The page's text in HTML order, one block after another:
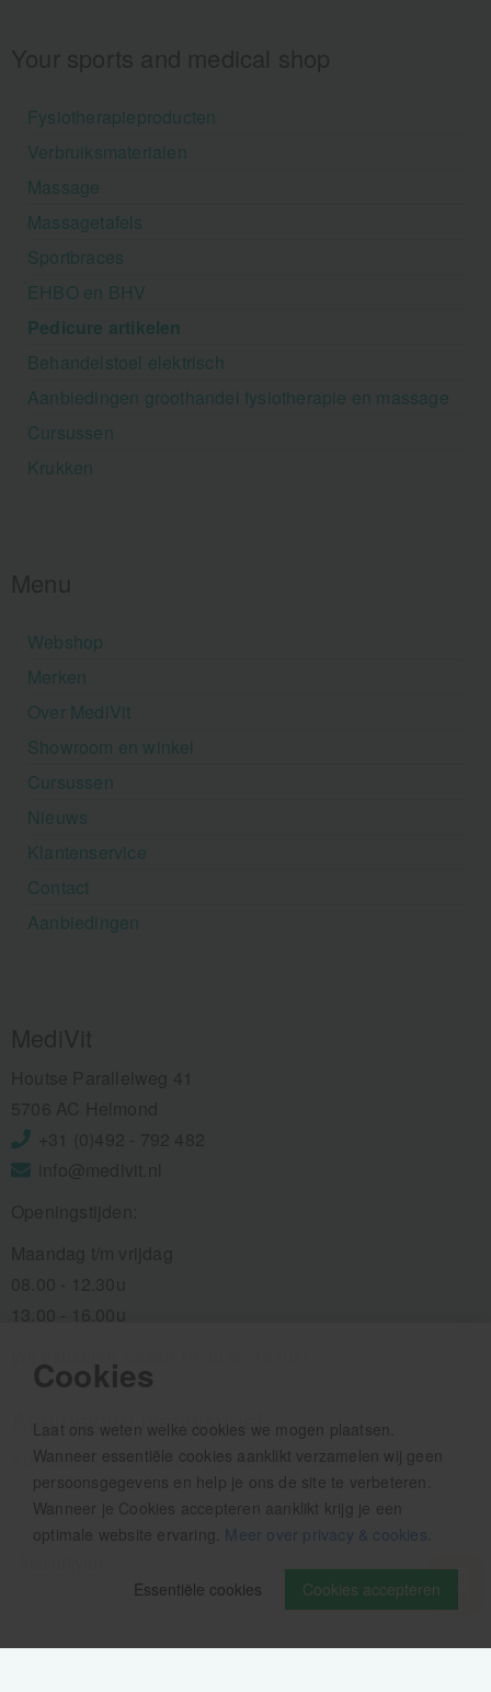
Cookies
Laat ons weten welke cookies we mogen plaatsen.
Wanneer essentiële cookies aanklikt verzamelen wij geen
persoonsgegevens en help je ons de site te verbeteren.
Wanneer je Cookies accepteren aanklikt krijg je een
optimale website ervaring. Meer over privacy & cookies
Cookies accepteren
Essentiële cookies
Fysiotherapieproducten
Verbruiksmaterialen
Massage
Massagetafels
Sportbraces
EHBO en BHV
Pedicure artikelen
Behandelstoel elektrisch
Aanbiedingen groothandel fysiotherapie en massage
Cursussen
Krukken
Webshop
Merken
Over MediVit
Showroom en winkel
Cursussen
Nieuws
Klantenservice
Contact
Aanbiedingen
Aanmelden nieuwsbrief
Als eerste op de hoogte zijn van het laatste nieuws:
Volg ons op